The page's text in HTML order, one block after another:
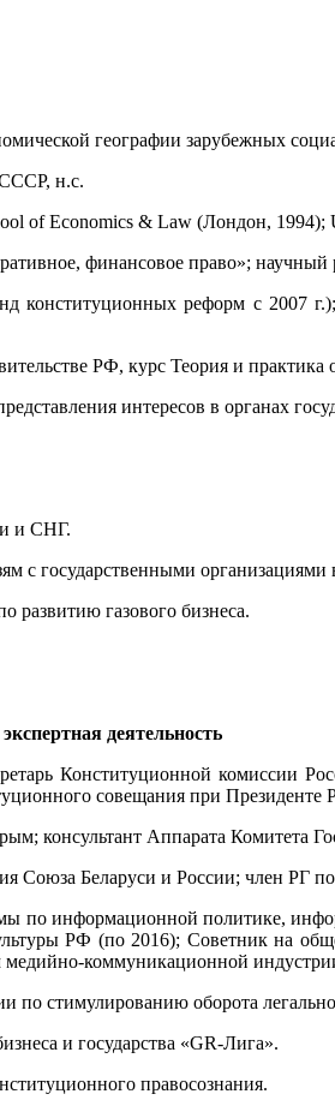
географии зарубежных
н.с.
of Economics & Law (Лондон, 1994);
финансовое право»;
реформ с 2007
РФ, курс Теория и практика
интересов в органах
и СНГ.
с государственными
газового бизнеса.
деятельность
Конституционной комиссии
совещания при Президенте
консультант Аппарата Комитета
Союза Беларуси и России; член РГ
по информационной политике,
РФ (по 2016); Советник на
коммуникационной
по стимулированию оборота
и государства «GR-Лига».
правосознания.